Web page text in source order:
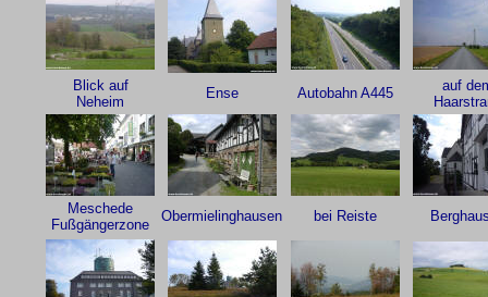
Blick auf
Neheim
Ense Autobahn A445
auf
Meschede
Fußgängerzone
Obermielinghausen bei Reiste